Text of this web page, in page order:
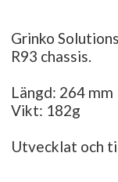
Grinko
R93 chassis.
Längd: 264 mm
Vikt: 182g
Utvecklat och